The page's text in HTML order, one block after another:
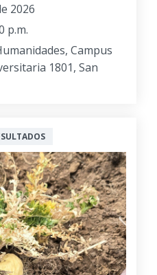
2026
p.m.
Campus
1801, San